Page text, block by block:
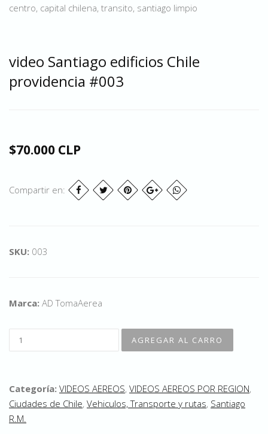
centro, capital chilena, transito, santiago limpio
video Santiago edificios Chile
providencia #003
$70.000 CLP
Compartir en:
SKU: 003
Marca: AD TomaAerea
Categoría: VIDEOS AEREOS, VIDEOS AEREOS POR REGION,
Ciudades de Chile, Vehiculos, Transporte y rutas, Santiago
R.M.